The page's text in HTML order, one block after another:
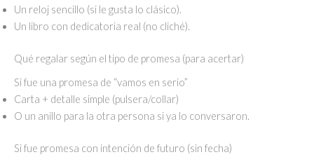
Un reloj sencillo (si le gusta lo clásico).
Un libro con dedicatoria real (no cliché).
Qué regalar según el tipo de promesa (para acertar)
Si fue una promesa de “vamos en serio”
Carta + detalle simple (pulsera/collar)
O un anillo para la otra persona si ya lo conversaron.
Si fue promesa con intención de futuro (sin fecha)